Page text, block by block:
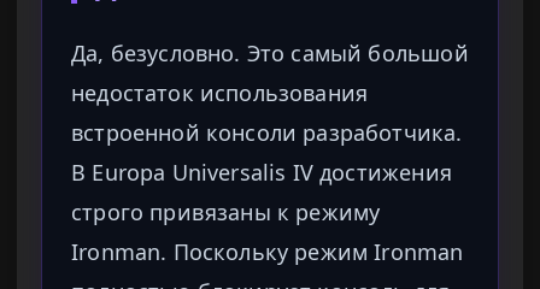
Да, безусловно. Это самый большой
недостаток использования
встроенной консоли разработчика.
В Europa Universalis IV достижения
строго привязаны к режиму
Ironman. Поскольку режим Ironman